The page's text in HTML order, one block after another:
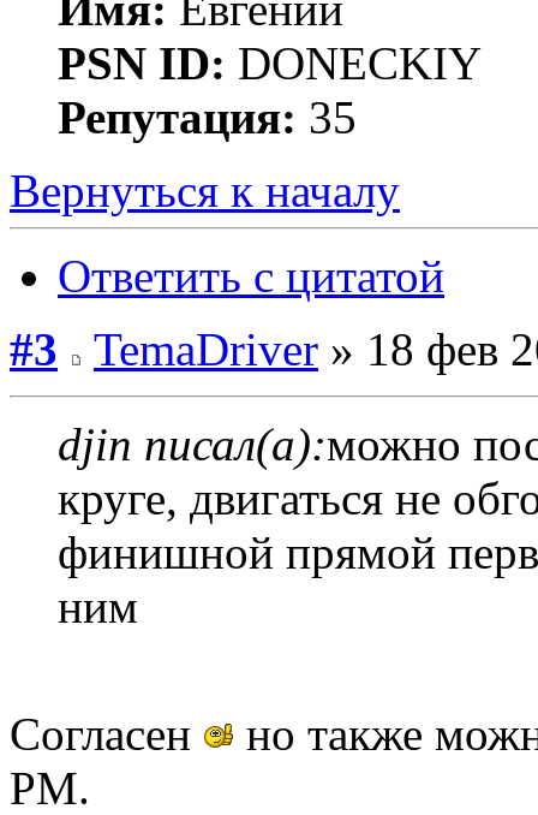
PSN ID: DONECKIY
Репутация: 35
Вернуться к началу
Ответить с цитатой
#3
TemaDriver » 18 фев
djin писал(а):можно
круге, двигаться не
финишной прямой
ним
Согласен
но также
РМ.